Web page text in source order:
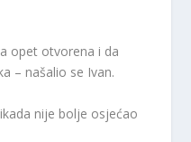
opet otvorena i da
– našalio se Ivan.
nije bolje osjećao